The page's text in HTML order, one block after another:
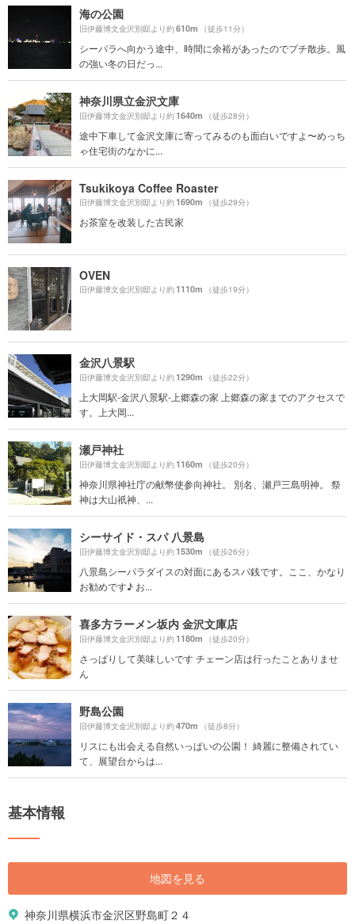
海の公園
旧伊藤博文金沢別邸より約610m （徒歩11分）
シーパラへ向かう途中、時間に余裕があったのでプチ散歩。風
の強い冬の日だっ...
神奈川県立金沢文庫
旧伊藤博文金沢別邸より約1640m （徒歩28分）
途中下車して金沢文庫に寄ってみるのも面白いですよ〜めっち
ゃ住宅街のなかに...
Tsukikoya Coffee Roaster
旧伊藤博文金沢別邸より約1690m （徒歩29分）
お茶室を改装した古民家
OVEN
旧伊藤博文金沢別邸より約1110m （徒歩19分）
金沢八景駅
旧伊藤博文金沢別邸より約1290m （徒歩22分）
上大岡駅-金沢八景駅-上郷森の家 上郷森の家までのアクセスで
す。上大岡...
瀬戸神社
旧伊藤博文金沢別邸より約1160m （徒歩20分）
神奈川県神社庁の献幣使参向神社。 別名、瀬戸三島明神。 祭
神は大山祇神、...
シーサイド・スパ 八景島
旧伊藤博文金沢別邸より約1530m （徒歩26分）
八景島シーパラダイスの対面にあるスパ銭です。ここ、かなり
お勧めです♪ お...
喜多方ラーメン坂内 金沢文庫店
旧伊藤博文金沢別邸より約1180m （徒歩20分）
さっぱりして美味しいです チェーン店は行ったことありませ
ん
野島公園
旧伊藤博文金沢別邸より約470m （徒歩8分）
リスにも出会える自然いっぱいの公園！ 綺麗に整備されてい
て、展望台からは...
基本情報
地図を見る
神奈川県横浜市金沢区野島町２４